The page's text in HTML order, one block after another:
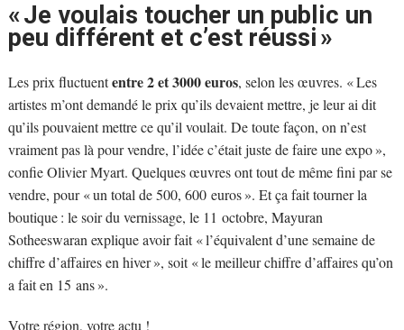
« Je voulais toucher un public un
peu différent et c’est réussi »
Les prix fluctuententre 2 et 3000 euros, selon les œuvres. « Les
artistes m’ont demandé le prix qu’ils devaient mettre, je leur ai dit
qu’ils pouvaient mettre ce qu’il voulait. De toute façon, on n’est
vraiment pas là pour vendre, l’idée c’était juste de faire une expo »,
confie Olivier Myart. Quelques œuvres ont tout de même fini par se
vendre, pour « un total de 500, 600 euros ». Et ça fait tourner la
boutique : le soir du vernissage, le 11 octobre, Mayuran
Sotheeswaran explique avoir fait « l’équivalent d’une semaine de
chiffre d’affaires en hiver », soit « le meilleur chiffre d’affaires qu’on
a fait en 15 ans ».
Votre région, votre actu !